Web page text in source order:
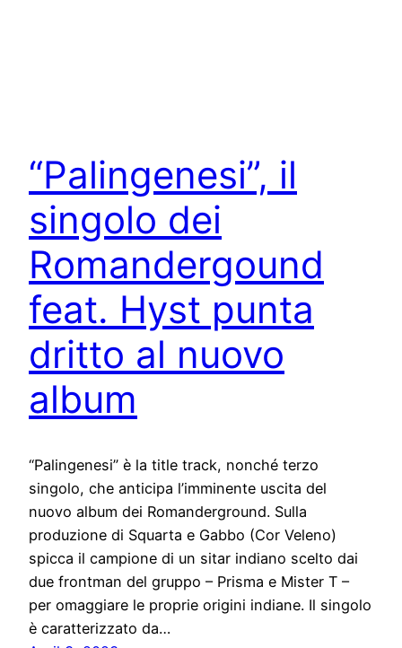
“Palingenesi”, il
singolo dei
Romandergound
feat. Hyst punta
dritto al nuovo
album
“Palingenesi” è la title track, nonché terzo
singolo, che anticipa l’imminente uscita del
nuovo album dei Romanderground. Sulla
produzione di Squarta e Gabbo (Cor Veleno)
spicca il campione di un sitar indiano scelto dai
due frontman del gruppo – Prisma e Mister T –
per omaggiare le proprie origini indiane. Il singolo
è caratterizzato da…